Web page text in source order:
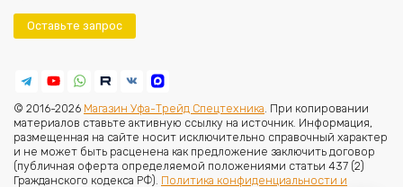
Оставьте запрос
© 2016-2026 Магазин Уфа-Трейд Спецтехника . При копировании
материалов ставьте активную ссылку на источник. Информация,
размещенная на сайте носит исключительно справочный характер
и не может быть расценена как предложение заключить договор
(публичная оферта определяемой положениями статьи 437 (2)
Гражданского кодекса РФ). Политика конфиденциальности и